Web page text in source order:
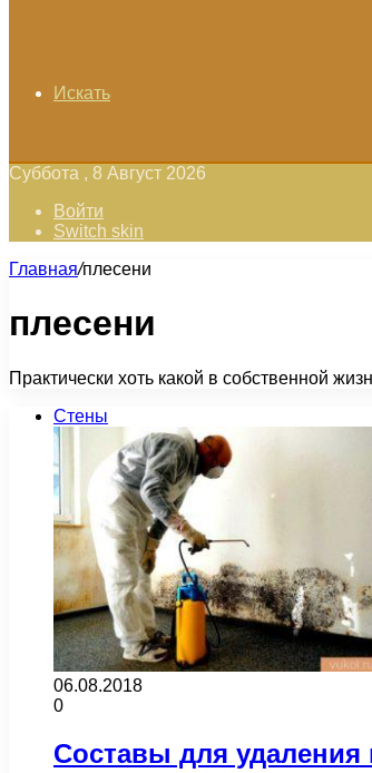
Искать
Суббота , 8 Август 2026
Войти
Switch skin
Главная/плесени
плесени
Практически хоть какой в собственной
Стены
06.08.2018
0
Составы для